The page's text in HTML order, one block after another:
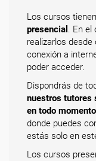
Los cursos
presencial . En el
realizarlos
conexión a
poder acceder.
Dispondrás de
nuestros tutores
en todo momento
donde puedes
estás solo en
Los cursos